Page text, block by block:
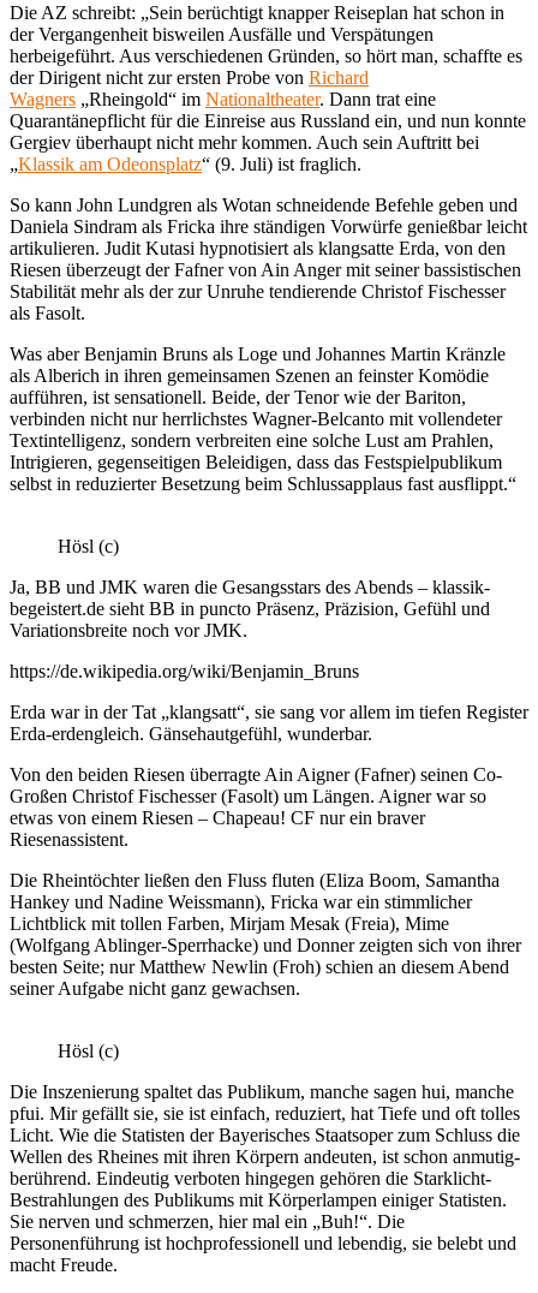
Die AZ schreibt: „Sein berüchtigt knapper Reiseplan hat schon in
der Vergangenheit bisweilen Ausfälle und Verspätungen
herbeigeführt. Aus verschiedenen Gründen, so hört man, schaffte es
der Dirigent nicht zur ersten Probe von Richard
Wagners „Rheingold“ im Nationaltheater. Dann trat eine
Quarantänepflicht für die Einreise aus Russland ein, und nun konnte
Gergiev überhaupt nicht mehr kommen. Auch sein Auftritt bei
„Klassik am Odeonsplatz“ (9. Juli) ist fraglich.
So kann John Lundgren als Wotan schneidende Befehle geben und
Daniela Sindram als Fricka ihre ständigen Vorwürfe genießbar leicht
artikulieren. Judit Kutasi hypnotisiert als klangsatte Erda, von den
Riesen überzeugt der Fafner von Ain Anger mit seiner bassistischen
Stabilität mehr als der zur Unruhe tendierende Christof Fischesser
als Fasolt.
Was aber Benjamin Bruns als Loge und Johannes Martin Kränzle
als Alberich in ihren gemeinsamen Szenen an feinster Komödie
aufführen, ist sensationell. Beide, der Tenor wie der Bariton,
verbinden nicht nur herrlichstes Wagner-Belcanto mit vollendeter
Textintelligenz, sondern verbreiten eine solche Lust am Prahlen,
Intrigieren, gegenseitigen Beleidigen, dass das Festspielpublikum
selbst in reduzierter Besetzung beim Schlussapplaus fast ausflippt.“
Hösl (c)
Ja, BB und JMK waren die Gesangsstars des Abends – klassik-
begeistert.de sieht BB in puncto Präsenz, Präzision, Gefühl und
Variationsbreite noch vor JMK.
https://de.wikipedia.org/wiki/Benjamin_Bruns
Erda war in der Tat „klangsatt“, sie sang vor allem im tiefen Register
Erda-erdengleich. Gänsehautgefühl, wunderbar.
Von den beiden Riesen überragte Ain Aigner (Fafner) seinen Co-
Großen Christof Fischesser (Fasolt) um Längen. Aigner war so
etwas von einem Riesen – Chapeau! CF nur ein braver
Riesenassistent.
Die Rheintöchter ließen den Fluss fluten (Eliza Boom, Samantha
Hankey und Nadine Weissmann), Fricka war ein stimmlicher
Lichtblick mit tollen Farben, Mirjam Mesak (Freia), Mime
(Wolfgang Ablinger-Sperrhacke) und Donner zeigten sich von ihrer
besten Seite; nur Matthew Newlin (Froh) schien an diesem Abend
seiner Aufgabe nicht ganz gewachsen.
Hösl (c)
Die Inszenierung spaltet das Publikum, manche sagen hui, manche
pfui. Mir gefällt sie, sie ist einfach, reduziert, hat Tiefe und oft tolles
Licht. Wie die Statisten der Bayerisches Staatsoper zum Schluss die
Wellen des Rheines mit ihren Körpern andeuten, ist schon anmutig-
berührend. Eindeutig verboten hingegen gehören die Starklicht-
Bestrahlungen des Publikums mit Körperlampen einiger Statisten.
Sie nerven und schmerzen, hier mal ein „Buh!“. Die
Personenführung ist hochprofessionell und lebendig, sie belebt und
macht Freude.